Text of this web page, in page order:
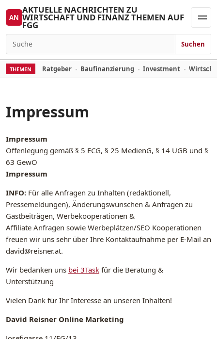
Zum Inhalt springen
AN
AKTUELLE NACHRICHTEN ZU
WIRTSCHAFT UND FINANZ THEMEN AUF
FGG
Suchen nach:
Suchen
THEMEN Ratgeber Baufinanzierung Investment
Impressum
Impressum
Offenlegung gemäß § 5 ECG, § 25 MedienG, § 14 UGB und §
63 GewO
Impressum
INFO: Für alle Anfragen zu Inhalten (redaktionell,
Pressemeldungen), Änderungswünschen & Anfragen zu
Gastbeiträgen, Werbekooperationen &
Affiliate Anfragen sowie Werbeplätzen/SEO Kooperationen
freuen wir uns sehr über Ihre Kontaktaufnahme per E-Mail an
david@reisner.at.
Wir bedanken uns bei 3Task für die Beratung &
Unterstützung
Vielen Dank für Ihr Interesse an unseren Inhalten!
David Reisner Online Marketing